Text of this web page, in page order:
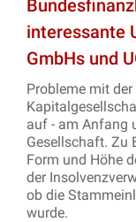
interessante
GmbHs und
Probleme mit
auf - am Anfang
Gesellschaft. Zu
Form und Höhe
der
ob die
wurde.